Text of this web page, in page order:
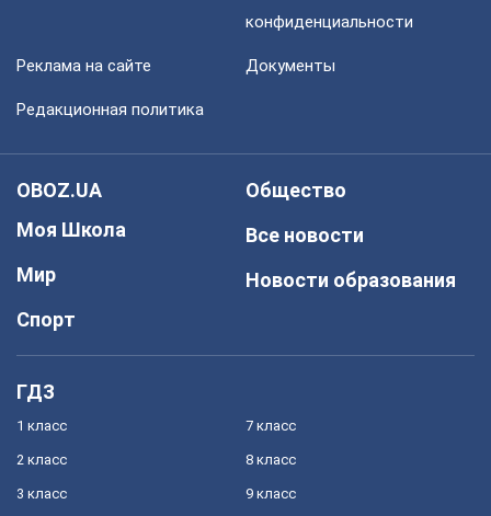
конфиденциальности
Реклама на сайте Документы
Редакционная политика
OBOZ.UA
Моя Школа
Мир
Спорт
Общество
Все новости
Новости образования
ГДЗ
1 класс
2 класс
3 класс
7 класс
8 класс
9 класс